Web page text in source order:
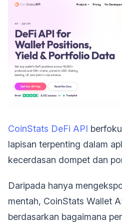
CoinStats DeFi API
lapisan terpenting dalam
kecerdasan dompet dan
Daripada hanya
mentah, CoinStats Wallet
berdasarkan bagaimana